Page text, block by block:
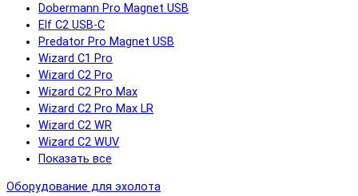
Dobermann Pro Magnet USB
Elf C2 USB-C
Predator Pro Magnet USB
Wizard C1 Pro
Wizard C2 Pro
Wizard C2 Pro Max
Wizard C2 Pro Max LR
Wizard C2 WR
Wizard C2 WUV
Показать все
Оборудование для эхолота